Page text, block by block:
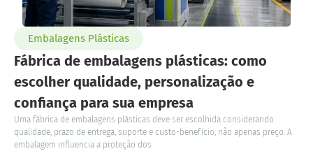
Embalagens Plásticas
Fábrica de embalagens plásticas: como
escolher qualidade, personalização e
confiança para sua empresa
Uma fábrica de embalagens plásticas deve ser escolhida considerando
qualidade, prazo de entrega, suporte e custo-benefício, não apenas preço. A
embalagem influencia a proteção dos